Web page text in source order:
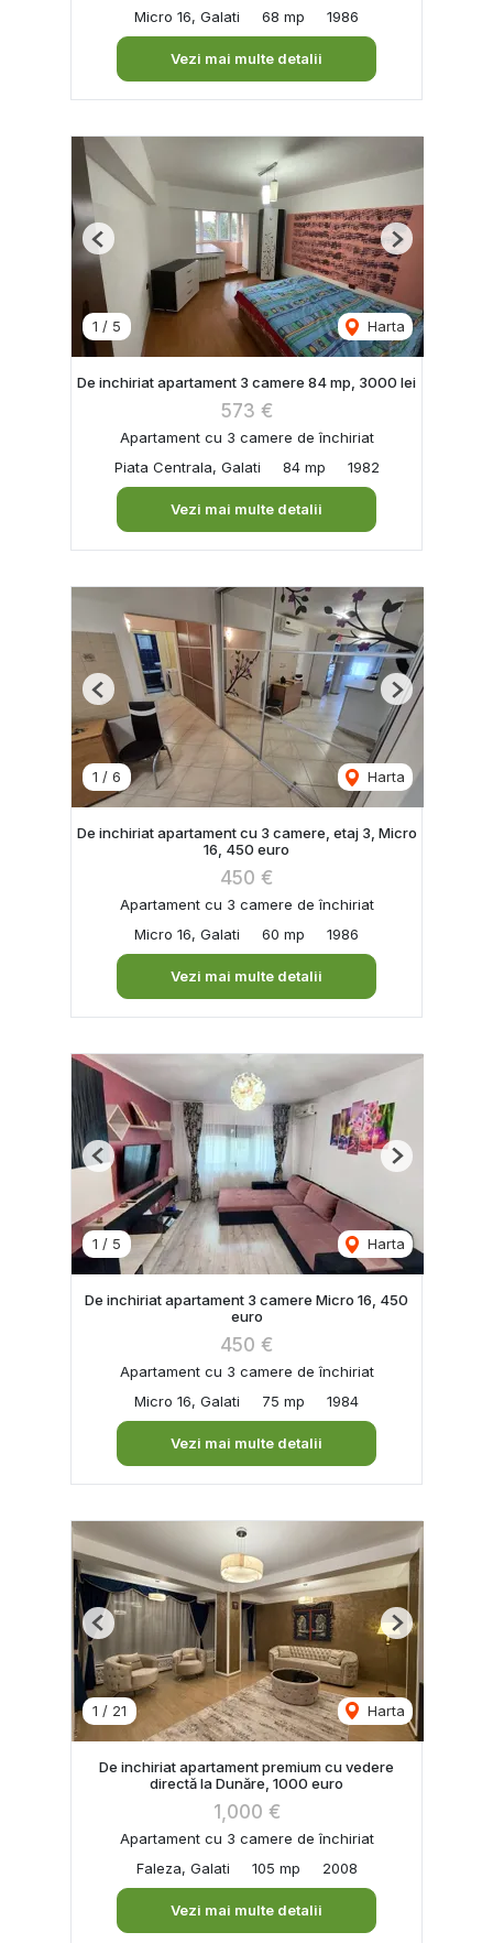
Micro 16, Galati
68 mp 1986
Vezi mai multe detalii
1 / 5 Harta
Previous Next
De inchiriat apartament 3 camere 84 mp, 3000 lei
573 €
Apartament cu 3 camere de închiriat
Piata Centrala, Galati
84 mp 1982
Vezi mai multe detalii
1 / 6 Harta
Previous Next
De inchiriat apartament cu 3 camere, etaj 3, Micro
16, 450 euro
450 €
Apartament cu 3 camere de închiriat
Micro 16, Galati
60 mp 1986
Vezi mai multe detalii
1 / 5 Harta
Previous Next
De inchiriat apartament 3 camere Micro 16, 450
euro
450 €
Apartament cu 3 camere de închiriat
Micro 16, Galati
75 mp 1984
Vezi mai multe detalii
1 / 21 Harta
Previous Next
De inchiriat apartament premium cu vedere
directă la Dunăre, 1000 euro
1,000 €
Apartament cu 3 camere de închiriat
Faleza, Galati
105 mp 2008
Vezi mai multe detalii